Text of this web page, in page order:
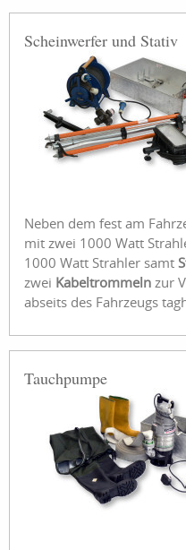
Scheinwerfer und Stativ
Neben dem fest am
mit zwei 1000 Watt
1000 Watt Strahler samt
zwei Kabeltrommeln zur
abseits des Fahrzeugs
Tauchpumpe